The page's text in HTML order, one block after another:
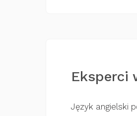
Eksperci
Język angielski